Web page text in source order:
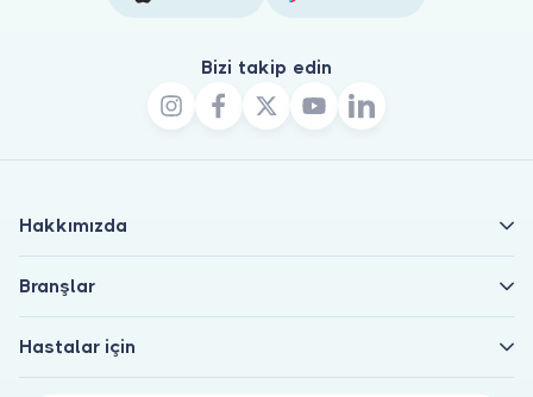
Bizi takip edin
Hakkımızda
Branşlar
Hastalar için